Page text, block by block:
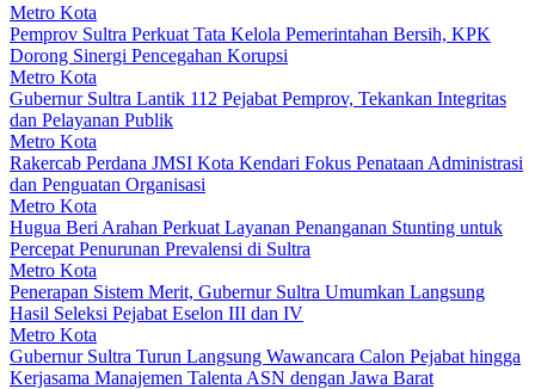
Metro Kota
Pemprov Sultra Perkuat Tata Kelola Pemerintahan Bersih, KPK
Dorong Sinergi Pencegahan Korupsi
Metro Kota
Gubernur Sultra Lantik 112 Pejabat Pemprov, Tekankan Integritas
dan Pelayanan Publik
Metro Kota
Rakercab Perdana JMSI Kota Kendari Fokus Penataan Administrasi
dan Penguatan Organisasi
Metro Kota
Hugua Beri Arahan Perkuat Layanan Penanganan Stunting untuk
Percepat Penurunan Prevalensi di Sultra
Metro Kota
Penerapan Sistem Merit, Gubernur Sultra Umumkan Langsung
Hasil Seleksi Pejabat Eselon III dan IV
Metro Kota
Gubernur Sultra Turun Langsung Wawancara Calon Pejabat hingga
Kerjasama Manajemen Talenta ASN dengan Jawa Barat